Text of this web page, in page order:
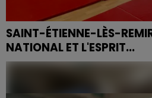
SAINT-ÉTIENNE-LÈS-
NATIONAL ET L'ESPRIT...
Le club stéphanois brille au
Anna Bauer et Solène